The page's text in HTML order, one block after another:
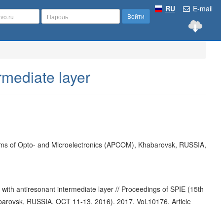
E-mail
RU
Войти
layer
of Opto- and Microelectronics (APCOM), Khabarovsk, RUSSIA,
antiresonant intermediate layer // Proceedings of SPIE (15th
RUSSIA, OCT 11-13, 2016). 2017. Vol.10176. Article